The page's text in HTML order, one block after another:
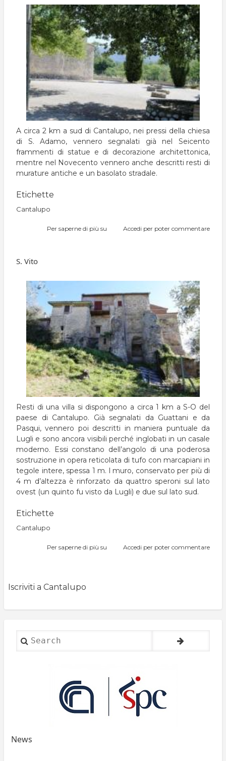
A circa 2 km a sud di Cantalupo, nei pressi della chiesa
di S. Adamo, vennero segnalati già nel Seicento
frammenti di statue e di decorazione architettonica,
mentre nel Novecento vennero anche descritti resti di
murature antiche e un basolato stradale.
Etichette
Cantalupo
Per saperne di più su Accedi per poter commentare
S. Vito
Resti di una villa si dispongono a circa 1 km a S-O del
paese di Cantalupo. Già segnalati da Guattani e da
Pasqui, vennero poi descritti in maniera puntuale da
Lugli e sono ancora visibili perché inglobati in un casale
moderno. Essi constano dell’angolo di una poderosa
sostruzione in opera reticolata di tufo con marcapiani in
tegole intere, spessa 1 m. l muro, conservato per più di
4 m d’altezza è rinforzato da quattro speroni sul lato
ovest (un quinto fu visto da Lugli) e due sul lato sud.
Etichette
Cantalupo
Per saperne di più su Accedi per poter commentare
Iscriviti a Cantalupo
Search
News